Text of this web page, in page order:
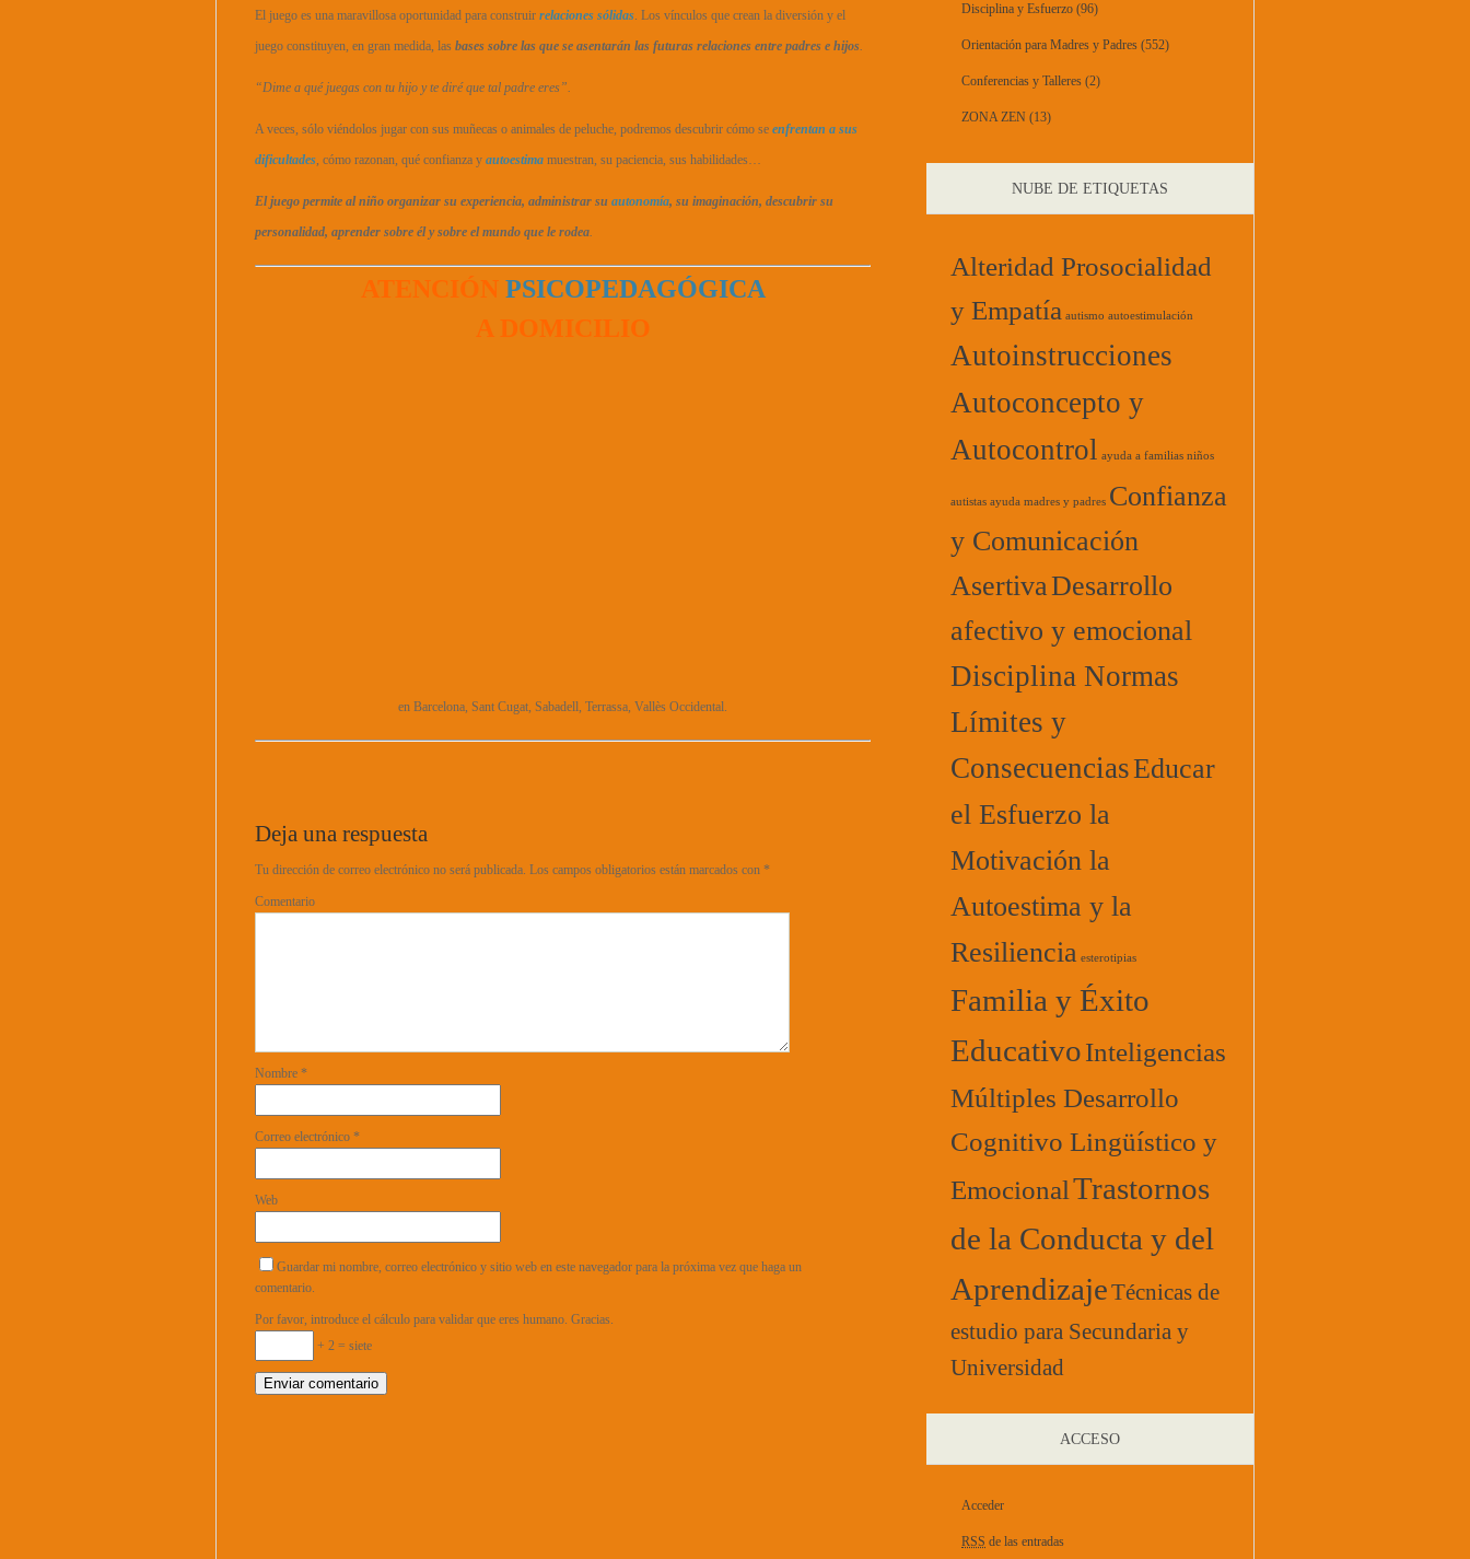
El juego es una maravillosa oportunidad para construir relaciones sólidas. Los vínculos que crean la diversión y el
juego constituyen, en gran medida, las bases sobre las que se asentarán las futuras relaciones entre padres e hijos.
“Dime a qué juegas con tu hijo y te diré que tal padre eres”.
A veces, sólo viéndolos jugar con sus muñecas o animales de peluche, podremos descubrir cómo se enfrentan a sus
dificultades, cómo razonan, qué confianza y autoestima muestran, su paciencia, sus habilidades…
El juego permite al niño organizar su experiencia, administrar su autonomía, su imaginación, descubrir su
personalidad, aprender sobre él y sobre el mundo que le rodea.
ATENCIÓNPSICOPEDAGÓGICA
A DOMICILIO
en Barcelona, Sant Cugat, Sabadell, Terrassa, Vallès Occidental.
Deja una respuesta
Tu dirección de correo electrónico no será publicada. Los campos obligatorios están marcados con *
Comentario
Nombre *
Correo electrónico *
Web
Guardar mi nombre, correo electrónico y sitio web en este navegador para la próxima vez que haga un
comentario.
Por favor, introduce el cálculo para validar que eres humano. Gracias.
+ 2 = siete
Disciplina y Esfuerzo (96)
Orientación para Madres y Padres (552)
Conferencias y Talleres (2)
ZONA ZEN (13)
NUBE DE ETIQUETAS
Alteridad Prosocialidad
y Empatía autismo autoestimulación
Autoinstrucciones
Autoconcepto y
Autocontrol ayuda a familias niños
autistas ayuda madres y padres Confianza
y Comunicación
AsertivaDesarrollo
afectivo y emocional
Disciplina Normas
Límites y
ConsecuenciasEducar
el Esfuerzo la
Motivación la
Autoestima y la
Resiliencia esterotipias
Familia y Éxito
EducativoInteligencias
Múltiples Desarrollo
Cognitivo Lingüístico y
EmocionalTrastornos
de la Conducta y del
AprendizajeTécnicas de
estudio para Secundaria y
Universidad
ACCESO
Acceder
RSS de las entradas